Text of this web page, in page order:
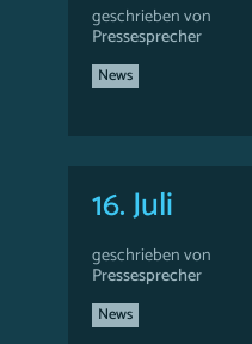
geschrieben von
Pressesprecher
News
16. Juli
geschrieben von
Pressesprecher
News